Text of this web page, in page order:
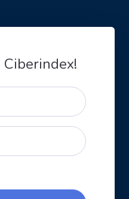
Ciberindex!